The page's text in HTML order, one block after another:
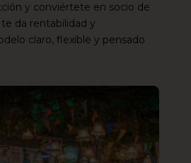
y conviértete en socio de
da rentabilidad y
claro, flexible y pensado